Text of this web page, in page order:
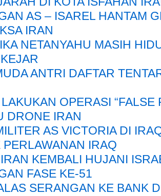
AS – ISAREL HANTAM
IRAN
NETANYAHU MASIH
ANTRI DAFTAR
OPERASI “FALSE
DRONE IRAN
AS VICTORIA DI
IRAQ
KEMBALI HUJANI
FASE KE-51
SERANGAN KE BANK